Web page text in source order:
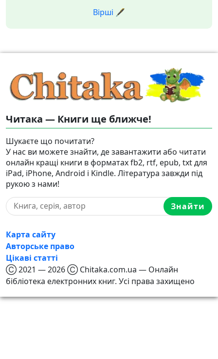
Вірші 🖋️
Читака — Книги ще ближче!
Шукаєте що почитати?
У нас ви можете знайти, де завантажити або читати
онлайн кращі книги в форматах fb2, rtf, epub, txt для
iPad, iPhone, Android і Kindle. Література завжди під
рукою з нами!
Знайти
Карта сайту
Авторське право
Цікаві статті
Ⓒ 2021 — 2026 Ⓒ Chitaka.com.ua — Онлайн
бібліотека електронних книг. Усі права захищено